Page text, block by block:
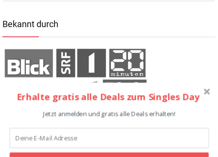
Bekannt durch
Teilnehmende Shops
Erhalte gratis alle Deals zum Singles Day
Jetzt anmelden und gratis alle Deals erhalten!